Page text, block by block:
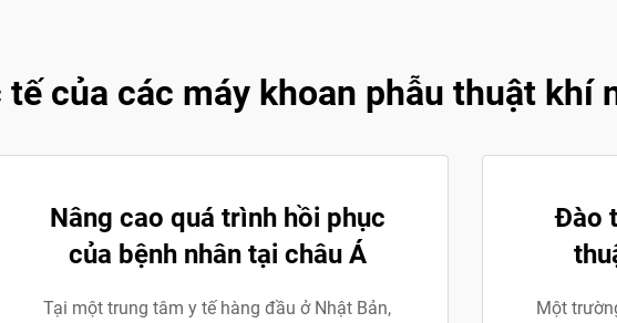
của các máy khoan phẫu thuật khí
Nâng cao quá trình hồi phục
của bệnh nhân tại châu Á
Tại một trung tâm y tế hàng đầu ở Nhật Bản,
Đào
Một